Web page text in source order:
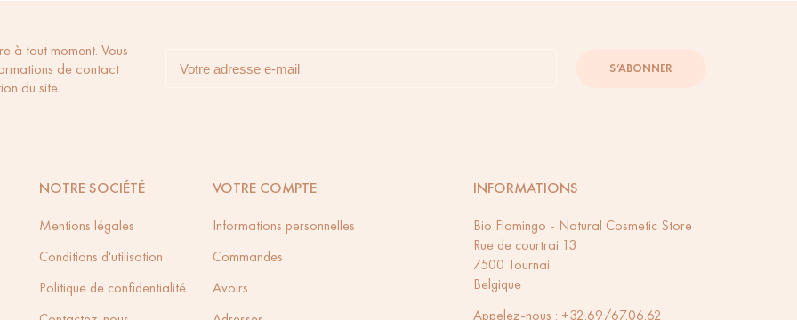
à tout moment. Vous
de contact
du site.
S’ABONNER
NOTRE SOCIÉTÉ
Mentions légales
Conditions d'utilisation
Politique de confidentialité
VOTRE COMPTE
Informations personnelles
Commandes
Avoirs
INFORMATIONS
Bio Flamingo - Natural Cosmetic Store
Rue de courtrai 13
7500 Tournai
Belgique
Appelez-nous : +32.69/67.06.62